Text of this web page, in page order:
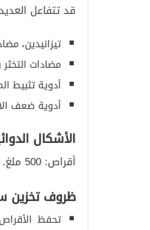
قد تتفاعل
تيزانيدين،
مضادات
أدوية تثبيط
أدوية ضعف
الأشكال
أقراص: 500 ملغ.
ظروف تخزين
تحفظ